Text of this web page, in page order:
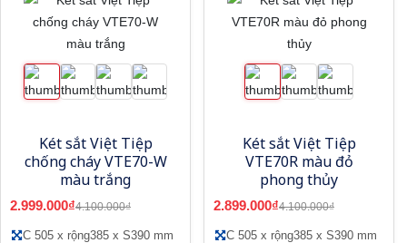
Két sắt Việt Tiệp
chống cháy VTE70-W
màu trắng
2.999.000₫4.100.000₫
C 505 x rộng385 x S390 mm
Két sắt Việt Tiệp
VTE70R màu đỏ
phong thủy
2.899.000₫4.100.000₫
C 505 x rộng385 x S390 mm